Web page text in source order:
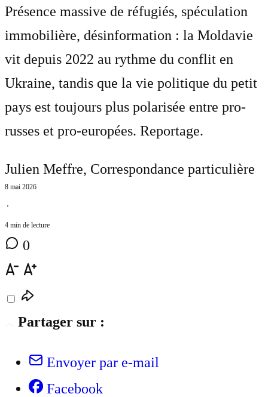
Présence massive de réfugiés, spéculation
immobilière, désinformation : la Moldavie
vit depuis 2022 au rythme du conflit en
Ukraine, tandis que la vie politique du petit
pays est toujours plus polarisée entre pro-
russes et pro-europées. Reportage.
Julien Meffre, Correspondance particulière
8 mai 2026
⋅
4 min de lecture
0
Partager sur :
Envoyer par e-mail
Facebook